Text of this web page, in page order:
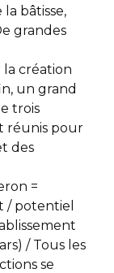
bâtisse,
grandes
création
un grand
trois
réunis pour
des
=
/ potentiel
/ Tous les
se